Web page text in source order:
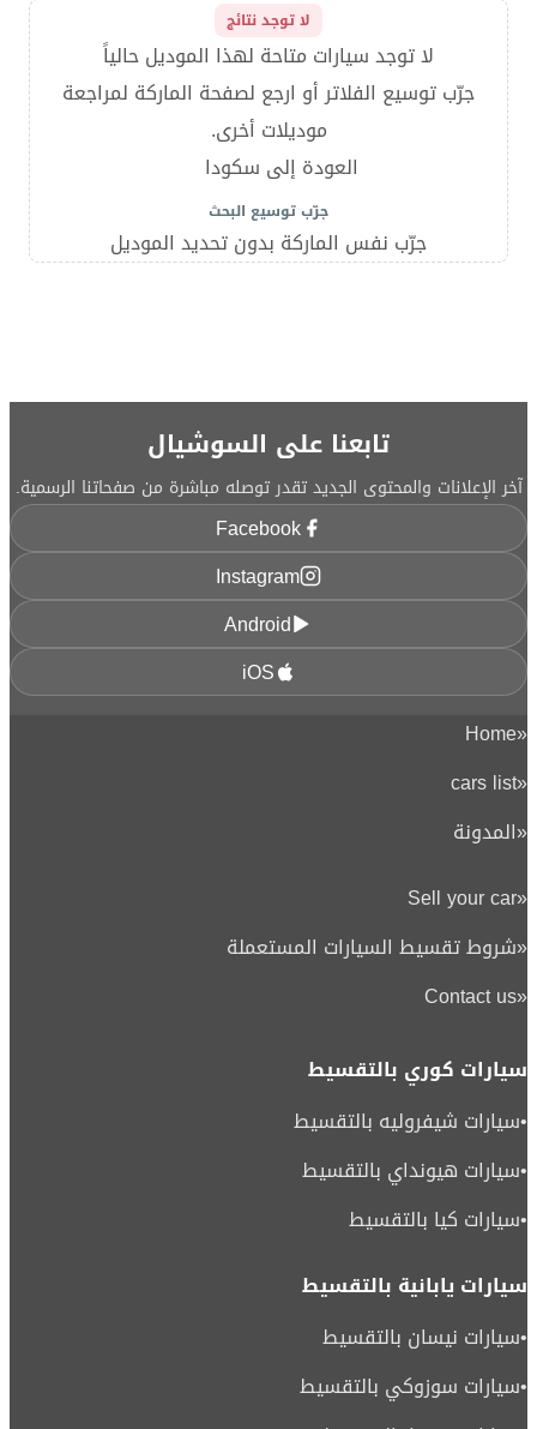
لا توجد نتائج
لا توجد سيارات متاحة لهذا الموديل حالياً
جرّب توسيع الفلاتر أو ارجع لصفحة الماركة لمراجعة
موديلات أخرى.
العودة إلى سكودا
جرّب توسيع البحث
جرّب نفس الماركة بدون تحديد الموديل
تابعنا على السوشيال
آخر الإعلانات والمحتوى الجديد تقدر توصله مباشرة من صفحاتنا الرسمية.
Facebook
Instagram
Android
iOS
«
Home
«
cars list
«المدونة
«
Sell your car
«شروط تقسيط السيارات المستعملة
«
Contact us
سيارات كوري بالتقسيط
•سيارات شيفروليه بالتقسيط
•سيارات هيونداي بالتقسيط
•سيارات كيا بالتقسيط
سيارات يابانية بالتقسيط
•سيارات نيسان بالتقسيط
•سيارات سوزوكي بالتقسيط